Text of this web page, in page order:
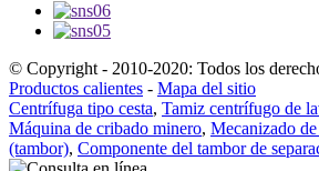
© Copyright - 2010-2020: Todos los
Productos calientes - Mapa del sitio
Centrífuga tipo cesta, Tamiz centrífugo de
Máquina de cribado minero, Mecanizado
(tambor), Componente del tambor de